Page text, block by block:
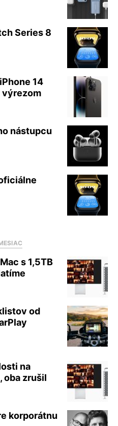
Series 8
14
výrezom
nástupcu
s 1,5TB
od
na
oba zrušil
korporátnu